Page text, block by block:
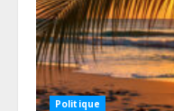
Politique